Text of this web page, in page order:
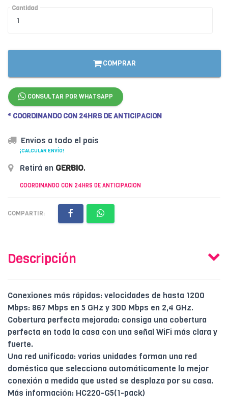
Cantidad
COMPRAR
CONSULTAR POR WHATSAPP
* COORDINANDO CON 24HRS DE ANTICIPACION
Envíos a todo el país
¡CALCULAR ENVÍO!
Retirá en GERBIO.
COORDINANDO CON 24HRS DE ANTICIPACION
COMPARTIR:
Descripción
Conexiones más rápidas: velocidades de hasta 1200
Mbps: 867 Mbps en 5 GHz y 300 Mbps en 2,4 GHz.
Cobertura perfecta mejorada: consiga una cobertura
perfecta en toda la casa con una señal WiFi más clara y
fuerte.
Una red unificada: varias unidades forman una red
doméstica que selecciona automáticamente la mejor
conexión a medida que usted se desplaza por su casa.
Más información: HC220-G5(1-pack)